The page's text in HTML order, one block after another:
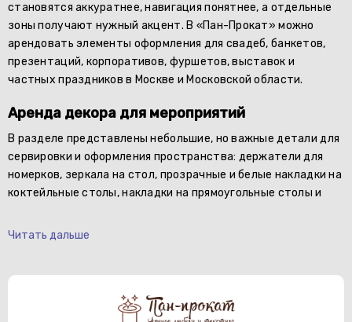
становятся аккуратнее, навигация понятнее, а отдельные
зоны получают нужный акцент. В «Пан-Прокат» можно
арендовать элементы оформления для свадеб, банкетов,
презентаций, корпоративов, фуршетов, выставок и
частных праздников в Москве и Московской области.
Аренда декора для мероприятий
В разделе представлены небольшие, но важные детали для
сервировки и оформления пространства: держатели для
номерков, зеркала на стол, прозрачные и белые накладки на
коктейльные столы, накладки на прямоугольные столы и
Читать дальше